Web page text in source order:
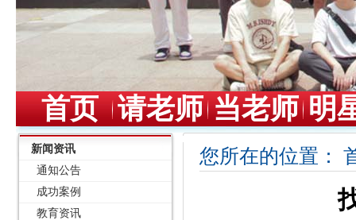
首页 请老师 当老师 明
新闻资讯
通知公告
成功案例
教育资讯
您所在的位置：